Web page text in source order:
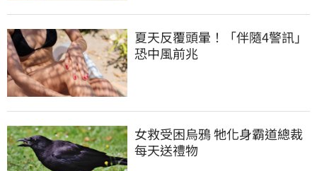
夏天反覆頭暈！「伴隨4警訊」
恐中風前兆
女救受困烏鴉 牠化身霸道總裁
每天送禮物